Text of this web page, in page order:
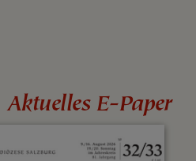
Aktuelles E-Paper